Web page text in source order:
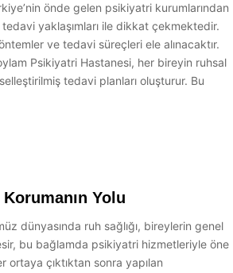
önde gelen psikiyatri kurumlarından
yaklaşımları ile dikkat çekmektedir.
ve tedavi süreçleri ele alınacaktır.
Psikiyatri Hastanesi, her bireyin ruhsal
tedavi planları oluşturur. Bu
Yolu
dünyasında ruh sağlığı, bireylerin genel
bu bağlamda psikiyatri hizmetleriyle öne
ortaya çıktıktan sonra yapılan